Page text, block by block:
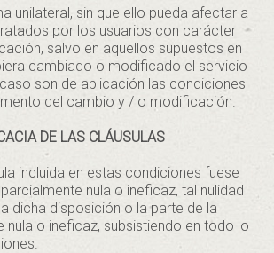
unilateral, sin que ello pueda afectar a
por los usuarios con carácter
salvo en aquellos supuestos en
cambiado o modificado el servicio
son de aplicación las condiciones
del cambio y / o modificación.
DE LAS CLÁUSULAS
incluida en estas condiciones fuese
nula o ineficaz, tal nulidad
dicha disposición o la parte de la
nula o ineficaz, subsistiendo en todo lo